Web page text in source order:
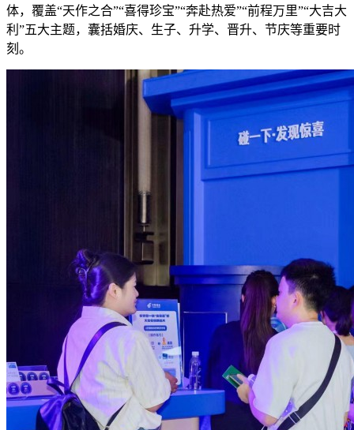
体，覆盖“天作之合”“喜得珍宝”“奔赴热爱”“前程万里”“大吉大
利”五大主题，囊括婚庆、生子、升学、晋升、节庆等重要时
刻。